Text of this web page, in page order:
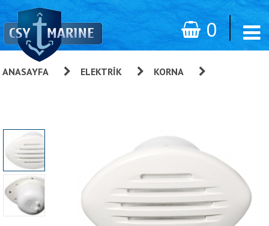
0
ANASAYFA ELEKTRIK KORNA